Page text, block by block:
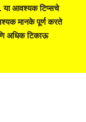
या आवश्यक टिप्सचे
मानके पूर्ण करते
अधिक टिकाऊ